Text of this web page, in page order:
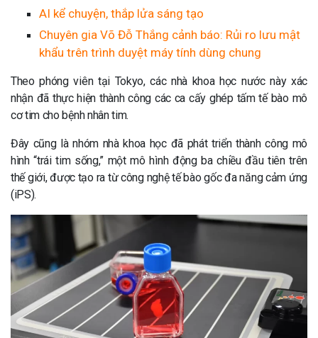
AI kể chuyện, thắp lửa sáng tạo
Chuyên gia Võ Đỗ Thắng cảnh báo: Rủi ro lưu mật
khẩu trên trình duyệt máy tính dùng chung
Theo phóng viên tại Tokyo, các nhà khoa học nước này xác
nhận đã thực hiện thành công các ca cấy ghép tấm tế bào mô
cơ tim cho bệnh nhân tim.
Đây cũng là nhóm nhà khoa học đã phát triển thành công mô
hình “trái tim sống,” một mô hình động ba chiều đầu tiên trên
thế giới, được tạo ra từ công nghệ tế bào gốc đa năng cảm ứng
(iPS).